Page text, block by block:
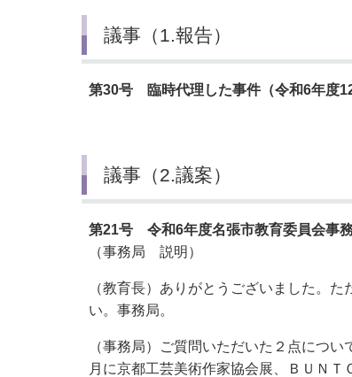
議事（1.報告）
第30号 臨時代理した事件（令和6年度
議事（2.議案）
第21号 令和6年度名張市教育委員会事
（事務局 説明）
（教育長）ありがとうございました。
い。事務局。
（事務局）ご質問いただいた２点につ
月に京都工芸美術作家協会展、ＢＵＮ